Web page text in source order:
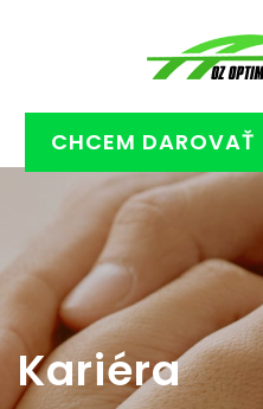
CHCEM DAROVAŤ
Kariéra